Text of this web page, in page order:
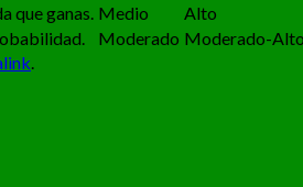
que ganas. Medio
Alto
Moderado Moderado-Alto
.